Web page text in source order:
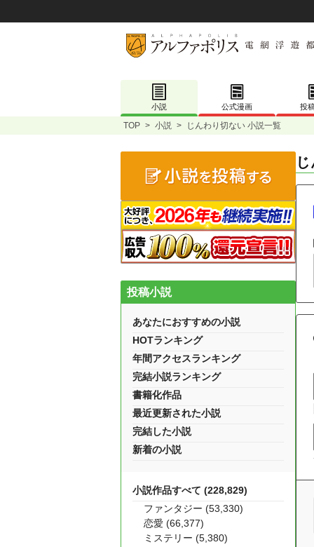
小説 公式漫画 投
TOP > 小説 > じんわり切ない 小説一覧
投稿小説
あなたにおすすめの小説
HOTランキング
年間アクセスランキング
完結小説ランキング
書籍化作品
最近更新された小説
完結した小説
新着の小説
小説作品すべて (228,829)
ファンタジー (53,330)
恋愛 (66,377)
ミステリー (5,380)